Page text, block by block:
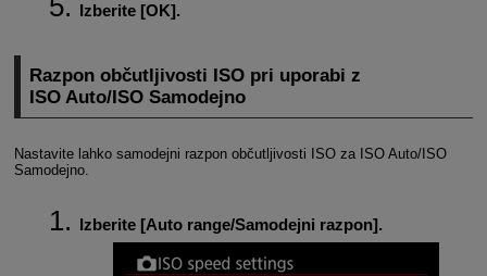
Izberite [OK].
Razpon občutljivosti ISO pri uporabi z
ISO Auto/ISO Samodejno
Nastavite lahko samodejni razpon občutljivosti ISO za ISO Auto/ISO
Samodejno.
Izberite [Auto range/Samodejni razpon].